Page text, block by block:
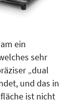
ein
sehr
„dual
und das in
ist nicht